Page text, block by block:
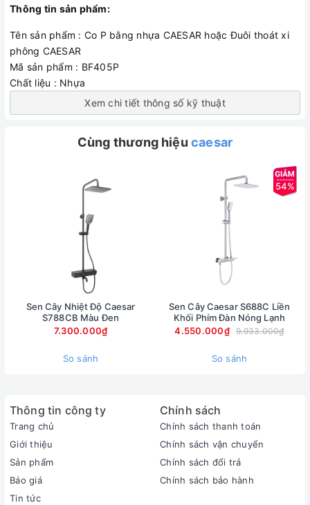
Thông tin sản phẩm:
Tên sản phẩm : Co P bằng nhựa CAESAR hoặc Đuôi thoát xi
phông CAESAR
Mã sản phẩm : BF405P
Chất liệu : Nhựa
Xem chi tiết thông số kỹ thuật
Cùng thương hiệu caesar
Sen Cây Nhiệt Độ Caesar
S788CB Màu Đen
7.300.000₫
So sánh
54%
Sen Cây Caesar S688C Liền
Khối Phím Đàn Nóng Lạnh
4.550.000₫
9.933.000₫
So sánh
Thông tin công ty
Trang chủ
Giới thiệu
Sản phẩm
Báo giá
Tin tức
Chính sách
Chính sách thanh toán
Chính sách vận chuyển
Chính sách đổi trả
Chính sách bảo hành